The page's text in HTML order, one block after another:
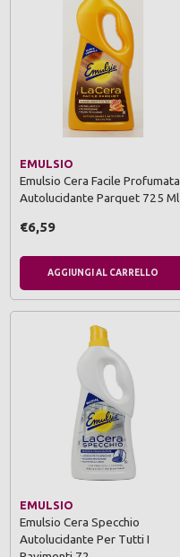
EMULSIO
Emulsio Cera Facile Profumata
Autolucidante Parquet 725 Ml
€6,59
AGGIUNGI AL CARRELLO
EMULSIO
Emulsio Cera Specchio
Autolucidante Per Tutti I